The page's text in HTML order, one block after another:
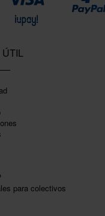
ÚTIL
para colectivos